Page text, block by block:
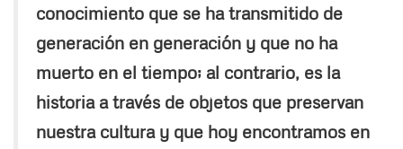
conocimiento que se ha transmitido de
generación en generación y que no ha
muerto en el tiempo; al contrario, es la
historia a través de objetos que preservan
nuestra cultura y que hoy encontramos en